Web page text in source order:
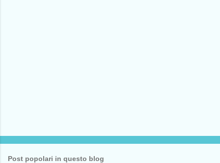
Post popolari in questo blog